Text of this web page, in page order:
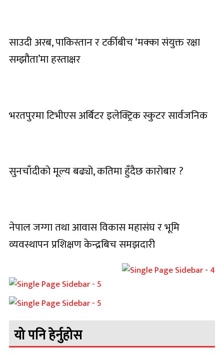
साउदी अरब, पाकिस्तान र टर्कीबीच ‘मक्का संयुक्त रक्षा
सम्झौता’मा हस्ताक्षर
भरतपुरमा टिभीएस अर्बिटर इलेक्ट्रिक स्कुटर सार्वजनिक
सुनचाँदीको मूल्य बढ्यो, कतिमा हुँदैछ कारोबार ?
नेपाल जग्गा तथा आवास विकास महासंघ र भूमि
व्यवस्थापन प्रशिक्षण केन्द्रबिच समझदारी
यो पनि हेर्नुहोस